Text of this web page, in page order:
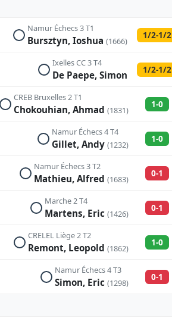
Namur Échecs 3 T1
Bursztyn, Ioshua (1666)
1/2-1/2
Ixelles CC 3 T4
De Paepe, Simon 1/2-1/2
CREB Bruxelles 2 T1
Chokouhian, Ahmad (1831)
1-0
Namur Échecs 4 T4
Gillet, Andy (1232)
1-0
Namur Échecs 3 T2
Mathieu, Alfred (1683)
0-1
Marche 2 T4
Martens, Eric (1426)
0-1
CRELEL Liège 2 T2
Remont, Leopold (1862)
1-0
Namur Échecs 4 T3
Simon, Eric (1298)
0-1